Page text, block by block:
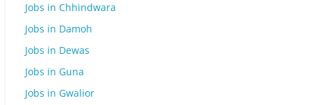
Jobs in Chhindwara
Jobs in Damoh
Jobs in Dewas
Jobs in Guna
Jobs in Gwalior